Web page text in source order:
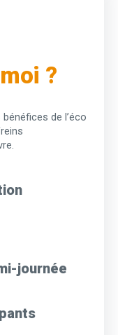
?
de l’éco
journée